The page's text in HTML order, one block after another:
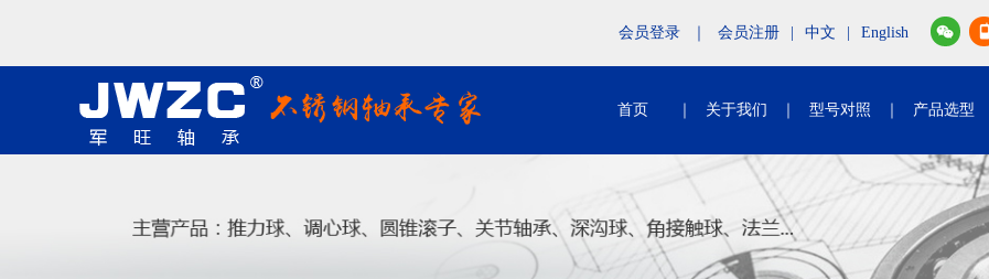
会员登录 会员注册 中文 English
首页 关于我们 型号对照 产品选型